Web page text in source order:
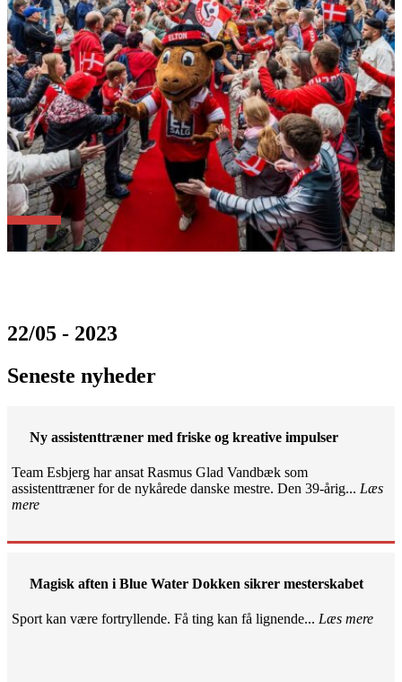
22/05 - 2023
Seneste nyheder
Ny assistenttræner med friske og kreative impulser
Team Esbjerg har ansat Rasmus Glad Vandbæk som
assistenttræner for de nykårede danske mestre. Den 39-årig... Læs
mere
Magisk aften i Blue Water Dokken sikrer mesterskabet
Sport kan være fortryllende. Få ting kan få lignende... Læs mere